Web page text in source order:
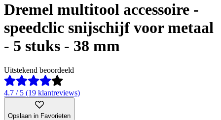
Dremel multitool accessoire -
speedclic snijschijf voor metaal
- 5 stuks - 38 mm
Uitstekend beoordeeld
4.7 / 5 (19 klantreviews)
Opslaan in Favorieten